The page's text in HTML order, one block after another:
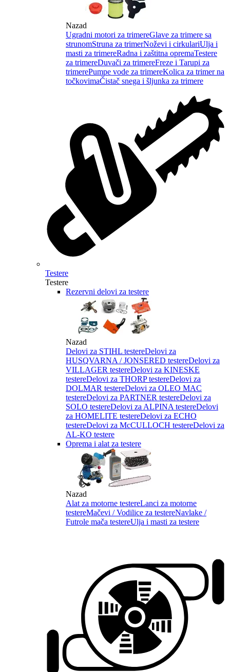
Nazad
Ugradni motori za trimereGlave za trimere sa
strunomStruna za trimerNoževi i cirkulariUlja i
masti za trimereRadna i zaštitna opremaTestere
za trimereDuvači za trimereFreze i Tarupi za
trimerePumpe vode za trimereKolica za trimer na
točkovimaČistač snega i šljunka za trimere
Testere
Testere
Rezervni delovi za testere
Nazad
Delovi za STIHL testereDelovi za
HUSQVARNA / JONSERED testereDelovi za
VILLAGER testereDelovi za KINESKE
testereDelovi za THORP testereDelovi za
DOLMAR testereDelovi za OLEO MAC
testereDelovi za PARTNER testereDelovi za
SOLO testereDelovi za ALPINA testereDelovi
za HOMELITE testereDelovi za ECHO
testereDelovi za McCULLOCH testereDelovi za
AL-KO testere
Oprema i alat za testere
Nazad
Alat za motorne testereLanci za motorne
testereMačevi / Vodilice za testereNavlake /
Futrole mača testereUlja i masti za testere